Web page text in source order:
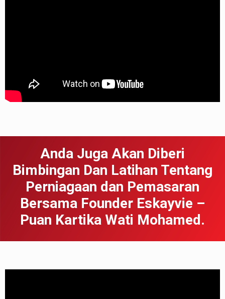
Anda Juga Akan Diberi
Bimbingan Dan Latihan Tentang
Perniagaan dan Pemasaran
Bersama Founder Eskayvie –
Puan Kartika Wati Mohamed.